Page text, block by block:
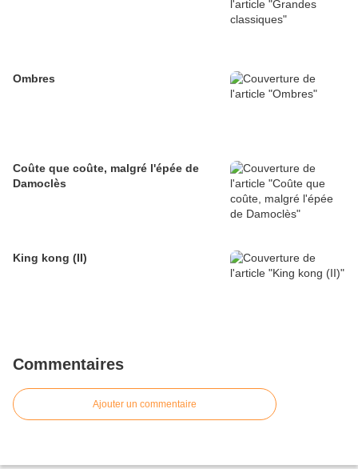
Ombres
Coûte que coûte, malgré l'épée de
Damoclès
King kong (II)
Commentaires
Ajouter un commentaire